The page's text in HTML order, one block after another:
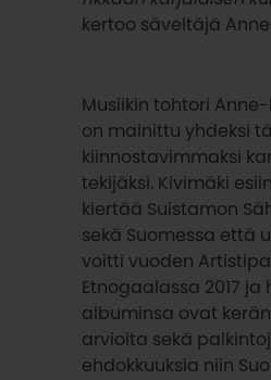
kertoo säveltäjä
Musiikin tohtori
on mainittu yhdeksi
kiinnostavimmaksi
tekijäksi. Kivimäki
kiertää Suistamon
sekä Suomessa että
voitti vuoden
Etnogaalassa 2017 ja
albuminsa ovat
arvioita sekä
ehdokkuuksia niin